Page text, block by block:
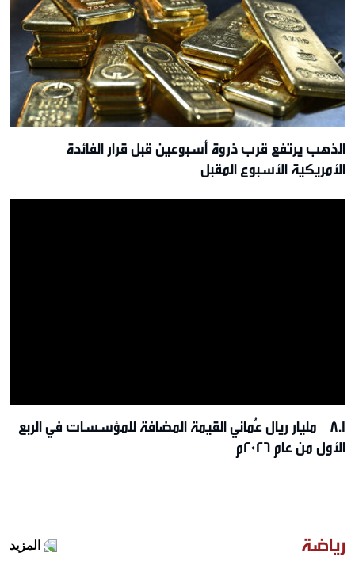
الذهب يرتفع قرب ذروة أسبوعين قبل قرار الفائدة
الأمريكية الأسبوع المقبل
8.1 مليار ريال عُماني القيمة المضافة للمؤسسات في الربع
الأول من عام 2026م
رياضة المزيد